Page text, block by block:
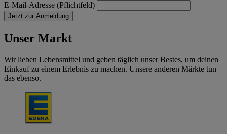
E-Mail-Adresse (Pflichtfeld)
Jetzt zur Anmeldung
Unser Markt
Wir lieben Lebensmittel und geben täglich unser Bestes, um deinen
Einkauf zu einem Erlebnis zu machen. Unsere anderen Märkte tun
das ebenso.